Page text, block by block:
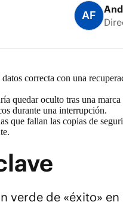
AF
correcta con una
quedar oculto tras una
durante una interrupción.
que fallan las copias de
verde de «éxito»